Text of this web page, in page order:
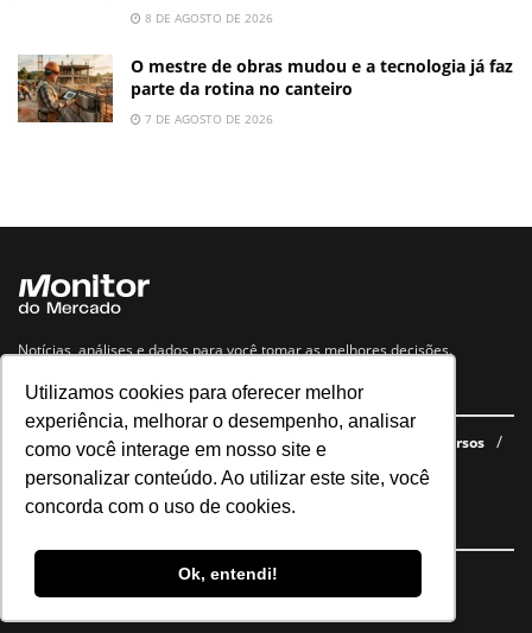
Utilizamos cookies para oferecer melhor
experiência, melhorar o desempenho, analisar
como você interage em nosso site e
personalizar conteúdo. Ao utilizar este site, você
concorda com o uso de cookies.
Ok, entendi!
8 DE AGOSTO DE 2026
O mestre de obras mudou e a tecnologia já faz
parte da rotina no canteiro
7 DE AGOSTO DE 2026
Notícias, análises e dados para você tomar as melhores decisões.
Navegue no site
Últimas notícias Quem somos E-books gratuitos
Cursos
Política de privacidade